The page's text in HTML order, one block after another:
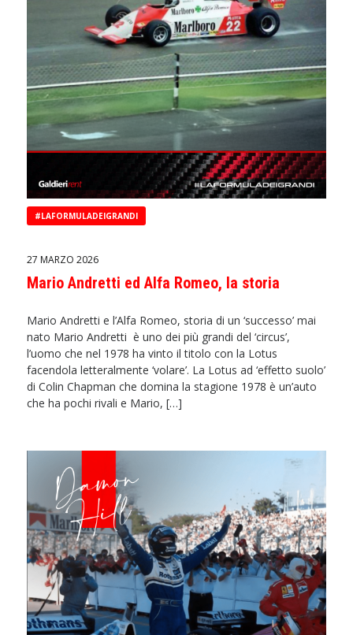
#LAFORMULADEIGRANDI
27 MARZO 2026
Mario Andretti ed Alfa Romeo, la storia
Mario Andretti e l’Alfa Romeo, storia di un ‘successo’ mai
nato Mario Andretti è uno dei più grandi del ‘circus’,
l’uomo che nel 1978 ha vinto il titolo con la Lotus
facendola letteralmente ‘volare’. La Lotus ad ‘effetto suolo’
di Colin Chapman che domina la stagione 1978 è un’auto
che ha pochi rivali e Mario, […]